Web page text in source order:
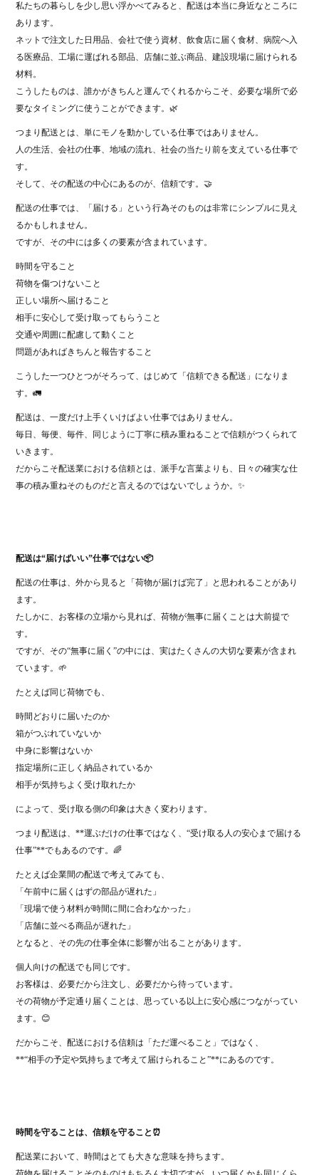
私たちの暮らしを少し思い浮かべてみると、配送は本当に身近なところに
あります。
ネットで注文した日用品、会社で使う資材、飲食店に届く食材、病院へ入
る医療品、工場に運ばれる部品、店舗に並ぶ商品、建設現場に届けられる
材料。
こうしたものは、誰かがきちんと運んでくれるからこそ、必要な場所で必
要なタイミングに使うことができます。🌿
つまり配送とは、単にモノを動かしている仕事ではありません。
人の生活、会社の仕事、地域の流れ、社会の当たり前を支えている仕事で
す。
そして、その配送の中心にあるのが、信頼です。🤝
配送の仕事では、「届ける」という行為そのものは非常にシンプルに見え
るかもしれません。
ですが、その中には多くの要素が含まれています。
時間を守ること
荷物を傷つけないこと
正しい場所へ届けること
相手に安心して受け取ってもらうこと
交通や周囲に配慮して動くこと
問題があればきちんと報告すること
こうした一つひとつがそろって、はじめて「信頼できる配送」になりま
す。🚛
配送は、一度だけ上手くいけばよい仕事ではありません。
毎日、毎便、毎件、同じように丁寧に積み重ねることで信頼がつくられて
いきます。
だからこそ配送業における信頼とは、派手な言葉よりも、日々の確実な仕
事の積み重ねそのものだと言えるのではないでしょうか。✨
配送は“届けばいい”仕事ではない📦
配送の仕事は、外から見ると「荷物が届けば完了」と思われることがあり
ます。
たしかに、お客様の立場から見れば、荷物が無事に届くことは大前提で
す。
ですが、その“無事に届く”の中には、実はたくさんの大切な要素が含まれ
ています。🌱
たとえば同じ荷物でも、
時間どおりに届いたのか
箱がつぶれていないか
中身に影響はないか
指定場所に正しく納品されているか
相手が気持ちよく受け取れたか
によって、受け取る側の印象は大きく変わります。
つまり配送は、**運ぶだけの仕事ではなく、“受け取る人の安心まで届ける
仕事”**でもあるのです。🌈
たとえば企業間の配送で考えてみても、
「午前中に届くはずの部品が遅れた」
「現場で使う材料が時間に間に合わなかった」
「店舗に並べる商品が遅れた」
となると、その先の仕事全体に影響が出ることがあります。
個人向けの配送でも同じです。
お客様は、必要だから注文し、必要だから待っています。
その荷物が予定通り届くことは、思っている以上に安心感につながってい
ます。😊
だからこそ、配送における信頼は「ただ運べること」ではなく、
**“相手の予定や気持ちまで考えて届けられること”**にあるのです。
時間を守ることは、信頼を守ること⏰
配送業において、時間はとても大きな意味を持ちます。